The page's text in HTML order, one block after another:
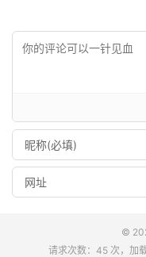
©
请求次数：45 次，加